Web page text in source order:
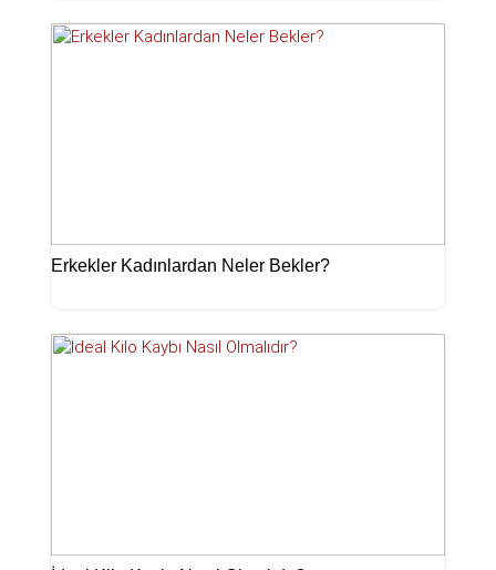
Erkekler Kadınlardan Neler Bekler?